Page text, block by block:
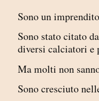
Sono un
Sono stato citato
diversi calciatori e
Ma molti non
Sono cresciuto